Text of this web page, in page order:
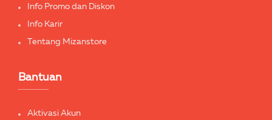
Info Promo dan Diskon
Info Karir
Tentang Mizanstore
Bantuan
Aktivasi Akun